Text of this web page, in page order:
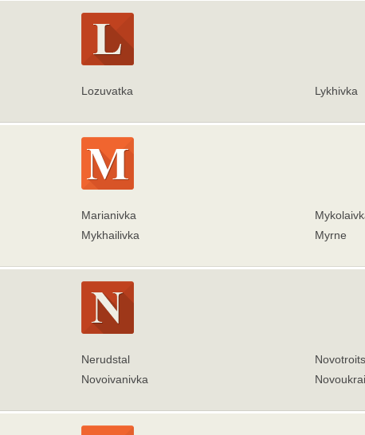
Lozuvatka Lykhivka
Marianivka
Mykhailivka
Myrne
Nerudstal
Novoivanivka